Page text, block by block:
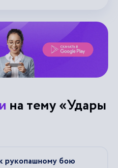
на тему «Удары
рукопашному бою